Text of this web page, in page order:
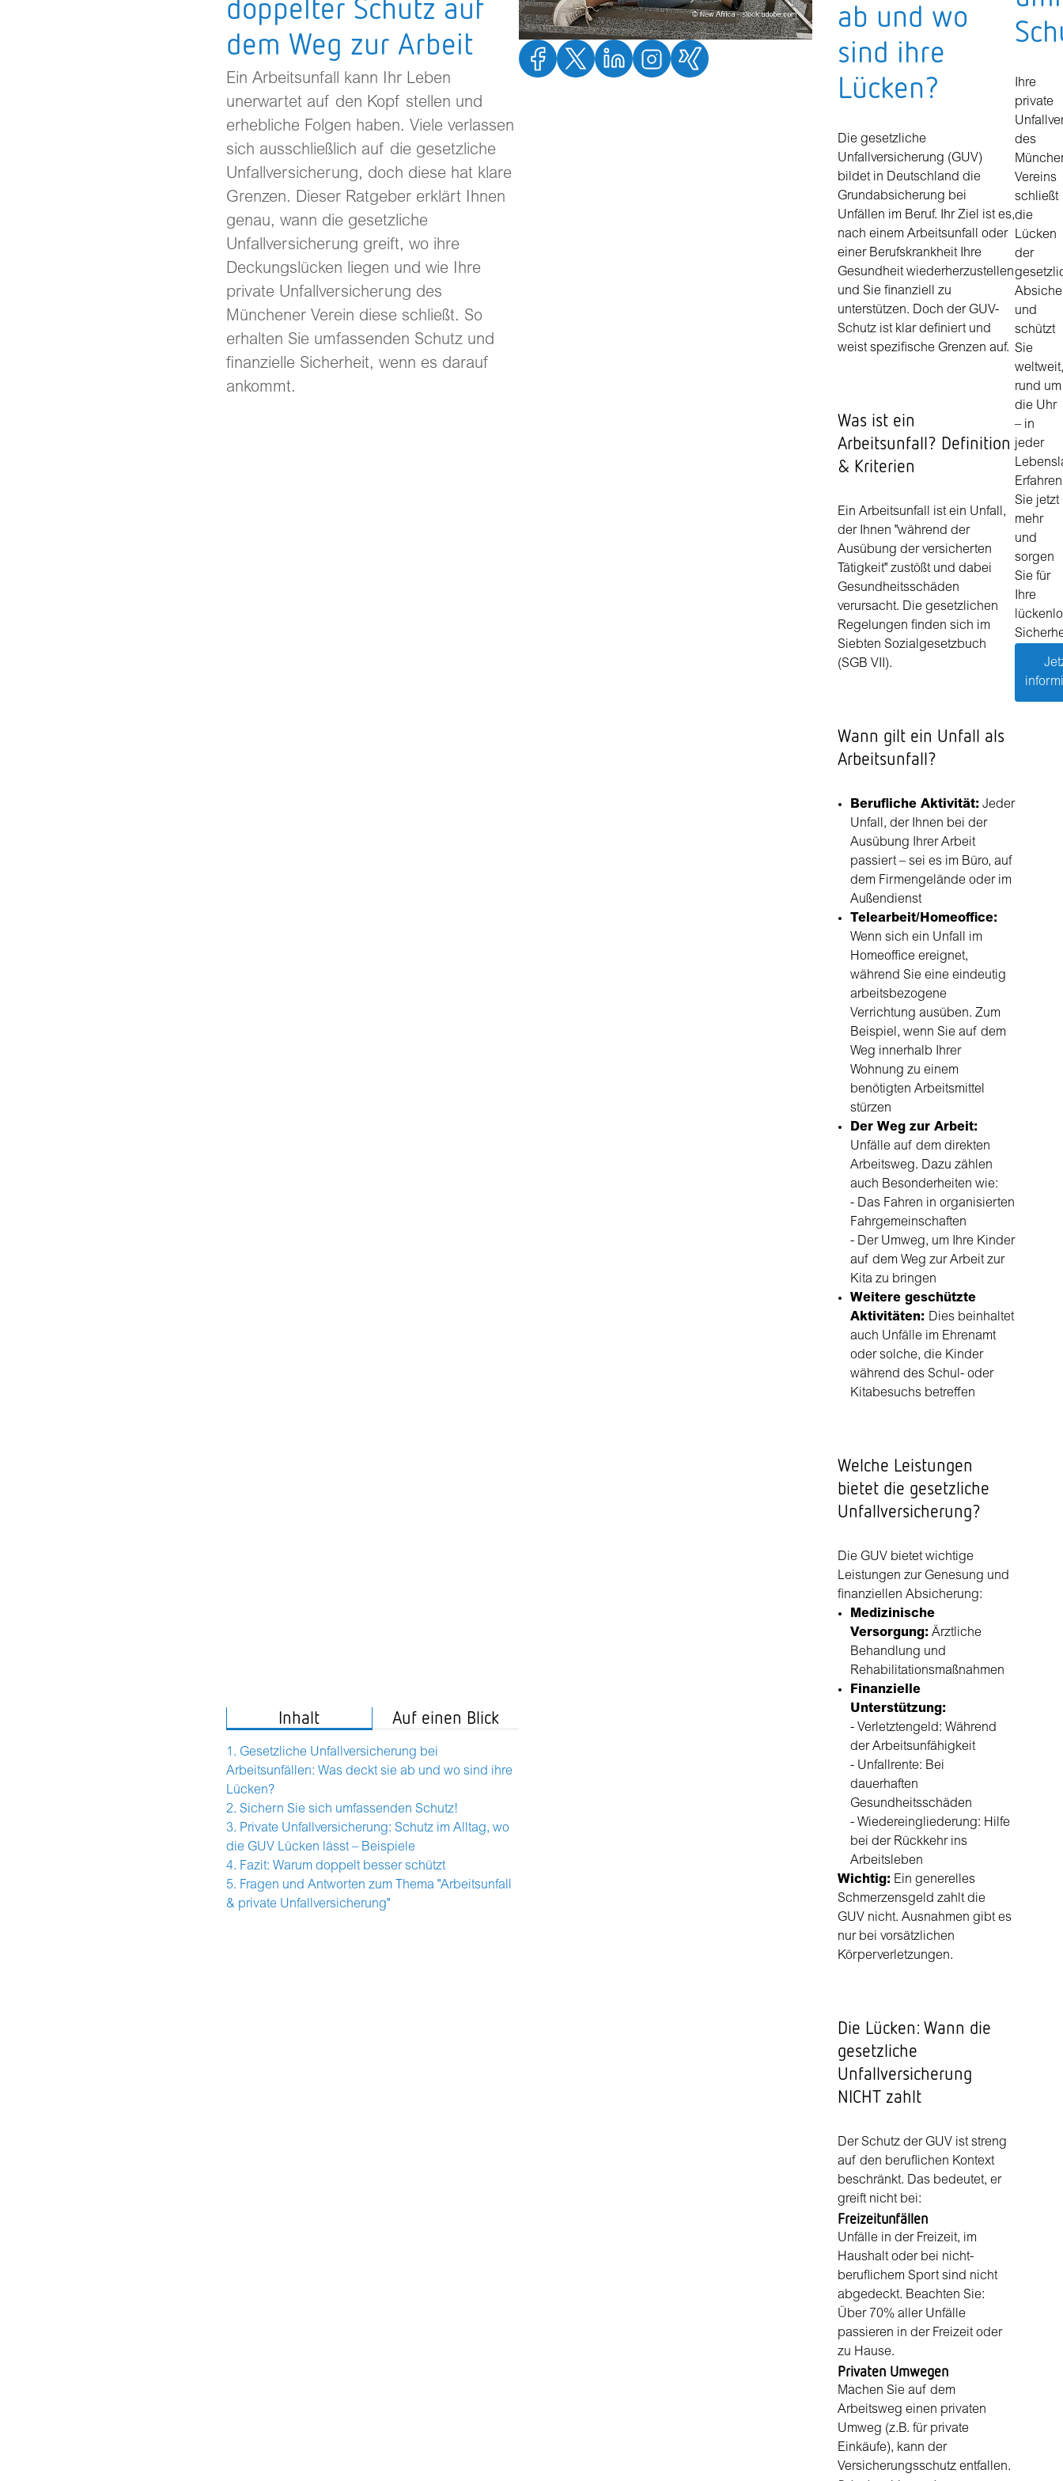
zum
ausgewählten
Suchergebnis
gelangen.
Touchgeräten
können
Touch-
Streichgesten
verwenden.
doppelter Schutz auf
dem Weg zur Arbeit
Ein Arbeitsunfall kann Ihr Leben
unerwartet auf den Kopf stellen und
erhebliche Folgen haben. Viele verlassen
sich ausschließlich auf die gesetzliche
Unfallversicherung, doch diese hat klare
Grenzen. Dieser Ratgeber erklärt Ihnen
genau, wann die gesetzliche
Unfallversicherung greift, wo ihre
Deckungslücken liegen und wie Ihre
private Unfallversicherung des
Münchener Verein diese schließt. So
erhalten Sie umfassenden Schutz und
finanzielle Sicherheit, wenn es darauf
ankommt.
Inhalt Auf einen Blick
Gesetzliche Unfallversicherung bei
Arbeitsunfällen: Was deckt sie ab und wo sind ihre
Lücken?
Sichern Sie sich umfassenden Schutz!
Private Unfallversicherung: Schutz im Alltag, wo
die GUV Lücken lässt – Beispiele
Fazit: Warum doppelt besser schützt
Fragen und Antworten zum Thema "Arbeitsunfall
& private Unfallversicherung"
ab und wo
sind ihre
Lücken?
Die gesetzliche
Unfallversicherung (GUV)
bildet in Deutschland die
Grundabsicherung bei
Unfällen im Beruf. Ihr Ziel ist es,
nach einem Arbeitsunfall oder
einer Berufskrankheit Ihre
Gesundheit wiederherzustellen
und Sie finanziell zu
unterstützen. Doch der GUV-
Schutz ist klar definiert und
weist spezifische Grenzen auf.
Was ist ein
Arbeitsunfall? Definition
& Kriterien
Ein Arbeitsunfall ist ein Unfall,
der Ihnen "während der
Ausübung der versicherten
Tätigkeit" zustößt und dabei
Gesundheitsschäden
verursacht. Die gesetzlichen
Regelungen finden sich im
Siebten Sozialgesetzbuch
(SGB VII).
Wann gilt ein Unfall als
Arbeitsunfall?
Berufliche Aktivität: Jeder
Unfall, der Ihnen bei der
Ausübung Ihrer Arbeit
passiert – sei es im Büro, auf
dem Firmengelände oder im
Außendienst
Telearbeit/Homeoffice:
Wenn sich ein Unfall im
Homeoffice ereignet,
während Sie eine eindeutig
arbeitsbezogene
Verrichtung ausüben. Zum
Beispiel, wenn Sie auf dem
Weg innerhalb Ihrer
Wohnung zu einem
benötigten Arbeitsmittel
stürzen
Der Weg zur Arbeit:
Unfälle auf dem direkten
Arbeitsweg. Dazu zählen
auch Besonderheiten wie:
- Das Fahren in organisierten
Fahrgemeinschaften
- Der Umweg, um Ihre Kinder
auf dem Weg zur Arbeit zur
Kita zu bringen
Weitere geschützte
Aktivitäten: Dies beinhaltet
auch Unfälle im Ehrenamt
oder solche, die Kinder
während des Schul- oder
Kitabesuchs betreffen
Welche Leistungen
bietet die gesetzliche
Unfallversicherung?
Die GUV bietet wichtige
Leistungen zur Genesung und
finanziellen Absicherung:
Medizinische
Versorgung: Ärztliche
Behandlung und
Rehabilitationsmaßnahmen
Finanzielle
Unterstützung:
- Verletztengeld: Während
der Arbeitsunfähigkeit
- Unfallrente: Bei
dauerhaften
Gesundheitsschäden
- Wiedereingliederung: Hilfe
bei der Rückkehr ins
Arbeitsleben
Wichtig: Ein generelles
Schmerzensgeld zahlt die
GUV nicht. Ausnahmen gibt es
nur bei vorsätzlichen
Körperverletzungen.
Die Lücken: Wann die
gesetzliche
Unfallversicherung
NICHT zahlt
Der Schutz der GUV ist streng
auf den beruflichen Kontext
beschränkt. Das bedeutet, er
greift nicht bei:
Freizeitunfällen
Unfälle in der Freizeit, im
Haushalt oder bei nicht-
beruflichem Sport sind nicht
abgedeckt. Beachten Sie:
Über 70% aller Unfälle
passieren in der Freizeit oder
zu Hause.
Privaten Umwegen
Machen Sie auf dem
Arbeitsweg einen privaten
Umweg (z.B. für private
Einkäufe), kann der
Versicherungsschutz entfallen.
Ihre
private
des
Vereins
schließt
die
Lücken
der
und
schützt
Sie
weltweit,
rund um
die Uhr
– in
jeder
Erfahren
Sie jetzt
mehr
und
sorgen
Sie für
Ihre